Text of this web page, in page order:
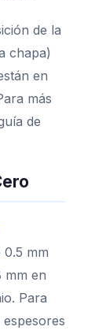
de la
chapa)
en
más
de
0.5 mm
mm en
Para